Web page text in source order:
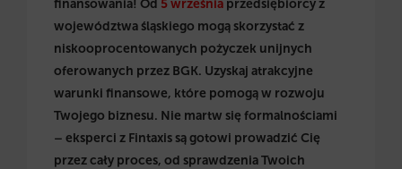
finansowania! Od 5 września przedsiębiorcy z
województwa śląskiego mogą skorzystać z
niskooprocentowanych pożyczek unijnych
oferowanych przez BGK. Uzyskaj atrakcyjne
warunki finansowe, które pomogą w rozwoju
Twojego biznesu. Nie martw się formalnościami
– eksperci z Fintaxis są gotowi prowadzić Cię
przez cały proces, od sprawdzenia Twoich